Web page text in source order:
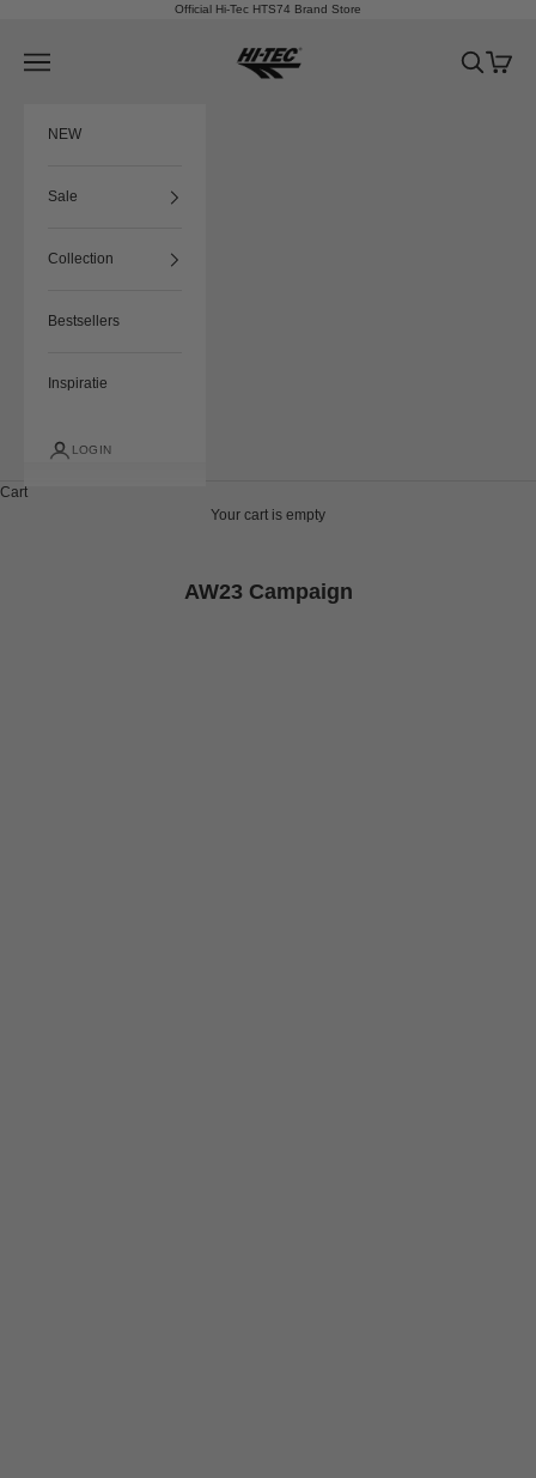
Official Hi-Tec HTS74 Brand Store
HTS74
Navigation menu Search
Cart
NEW
Sale
Collection
Bestsellers
Inspiratie
LOGIN
Cart
Your cart is empty
AW23 Campaign